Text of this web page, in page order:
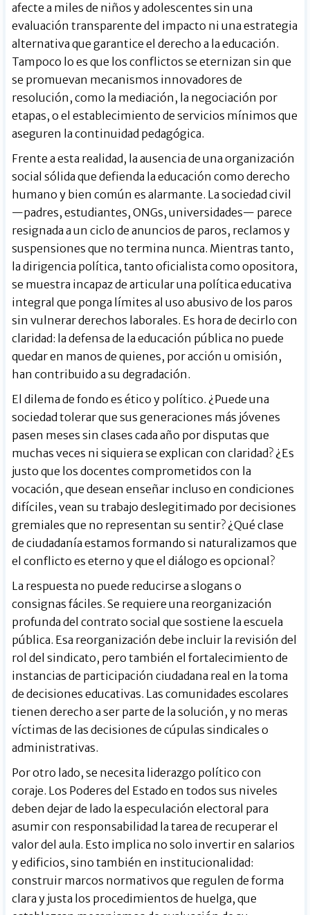
afecte a miles de niños y adolescentes sin una
evaluación transparente del impacto ni una estrategia
alternativa que garantice el derecho a la educación.
Tampoco lo es que los conflictos se eternizan sin que
se promuevan mecanismos innovadores de
resolución, como la mediación, la negociación por
etapas, o el establecimiento de servicios mínimos que
aseguren la continuidad pedagógica.
Frente a esta realidad, la ausencia de una organización
social sólida que defienda la educación como derecho
humano y bien común es alarmante. La sociedad civil
—padres, estudiantes, ONGs, universidades— parece
resignada a un ciclo de anuncios de paros, reclamos y
suspensiones que no termina nunca. Mientras tanto,
la dirigencia política, tanto oficialista como opositora,
se muestra incapaz de articular una política educativa
integral que ponga límites al uso abusivo de los paros
sin vulnerar derechos laborales. Es hora de decirlo con
claridad: la defensa de la educación pública no puede
quedar en manos de quienes, por acción u omisión,
han contribuido a su degradación.
El dilema de fondo es ético y político. ¿Puede una
sociedad tolerar que sus generaciones más jóvenes
pasen meses sin clases cada año por disputas que
muchas veces ni siquiera se explican con claridad? ¿Es
justo que los docentes comprometidos con la
vocación, que desean enseñar incluso en condiciones
difíciles, vean su trabajo deslegitimado por decisiones
gremiales que no representan su sentir? ¿Qué clase
de ciudadanía estamos formando si naturalizamos que
el conflicto es eterno y que el diálogo es opcional?
La respuesta no puede reducirse a slogans o
consignas fáciles. Se requiere una reorganización
profunda del contrato social que sostiene la escuela
pública. Esa reorganización debe incluir la revisión del
rol del sindicato, pero también el fortalecimiento de
instancias de participación ciudadana real en la toma
de decisiones educativas. Las comunidades escolares
tienen derecho a ser parte de la solución, y no meras
víctimas de las decisiones de cúpulas sindicales o
administrativas.
Por otro lado, se necesita liderazgo político con
coraje. Los Poderes del Estado en todos sus niveles
deben dejar de lado la especulación electoral para
asumir con responsabilidad la tarea de recuperar el
valor del aula. Esto implica no solo invertir en salarios
y edificios, sino también en institucionalidad:
construir marcos normativos que regulen de forma
clara y justa los procedimientos de huelga, que